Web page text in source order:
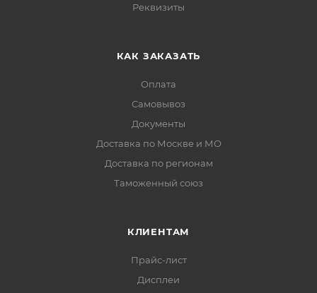
Реквизиты
КАК ЗАКАЗАТЬ
Оплата
Самовывоз
Документы
Доставка по Москве и МО
Доставка по регионам
Таможенный союз
КЛИЕНТАМ
Прайс-лист
Дисплеи